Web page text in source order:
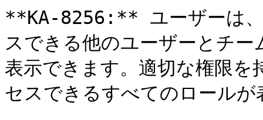
**KA-8256:** ユーザーは、
スできる他のユーザーとチ
表示できます。適切な権限
セスできるすべてのロールが